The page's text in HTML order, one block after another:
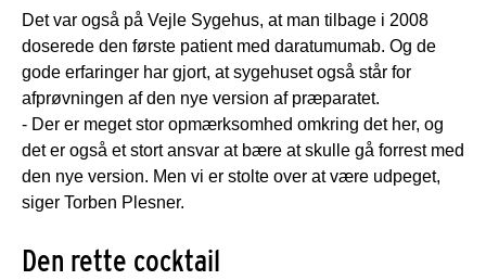
Det var også på Vejle Sygehus, at man tilbage i 2008
doserede den første patient med daratumumab. Og de
gode erfaringer har gjort, at sygehuset også står for
afprøvningen af den nye version af præparatet.
- Der er meget stor opmærksomhed omkring det her, og
det er også et stort ansvar at bære at skulle gå forrest med
den nye version. Men vi er stolte over at være udpeget,
siger Torben Plesner.
Den rette cocktail